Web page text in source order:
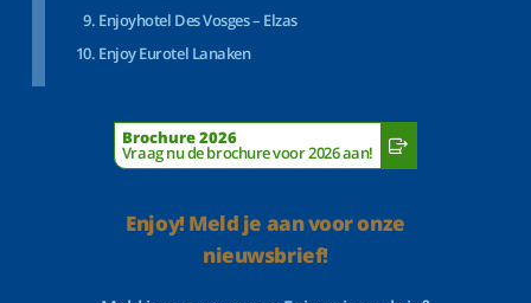
Enjoyhotel Des Vosges – Elzas
Enjoy Eurotel Lanaken
Brochure 2026
Vraag nu de brochure voor 2026 aan!
Enjoy! Meld je aan voor onze
nieuwsbrief!